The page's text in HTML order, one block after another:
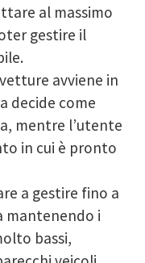
al massimo
gestire il
avviene in
decide come
mentre l’utente
in cui è pronto
a gestire fino a
mantenendo i
bassi,